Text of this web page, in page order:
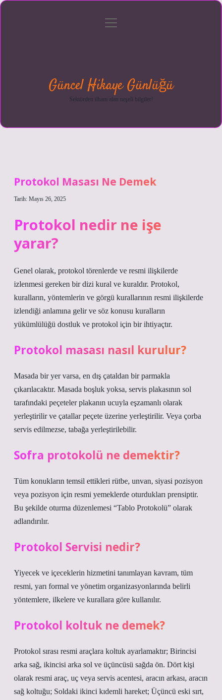
menüyü
Güncel Hikaye Günlüğü
Sektörden ilham alan neşeli bilgiler!
Protokol Masası Ne Demek
Tarih: Mayıs 26, 2025
Protokol nedir ne işe
yarar?
Genel olarak, protokol törenlerde ve resmi ilişkilerde
izlenmesi gereken bir dizi kural ve kuraldır. Protokol,
kuralların, yöntemlerin ve görgü kurallarının resmi ilişkilerde
izlendiği anlamına gelir ve söz konusu kuralların
yükümlülüğü dostluk ve protokol için bir ihtiyaçtır.
Protokol masası nasıl kurulur?
Masada bir yer varsa, en dış çataldan bir parmakla
çıkarılacaktır. Masada boşluk yoksa, servis plakasının sol
tarafındaki peçeteler plakanın ucuyla eşzamanlı olarak
yerleştirilir ve çatallar peçete üzerine yerleştirilir. Veya çorba
servis edilmezse, tabağa yerleştirilebilir.
Sofra protokolü ne demektir?
Tüm konukların temsil ettikleri rütbe, unvan, siyasi pozisyon
veya pozisyon için resmi yemeklerde oturdukları prensiptir.
Bu şekilde oturma düzenlemesi “Tablo Protokolü” olarak
adlandırılır.
Protokol Servisi nedir?
Yiyecek ve içeceklerin hizmetini tanımlayan kavram, tüm
resmi, yarı formal ve yönetim organizasyonlarında belirli
yöntemlere, ilkelere ve kurallara göre kullanılır.
Protokol koltuk ne demek?
Protokol sırası resmi araçlara koltuk ayarlamaktır; Birincisi
arka sağ, ikincisi arka sol ve üçüncüsü sağda ön. Dört kişi
olarak resmi araç, uç veya servis acentesi, aracın arkası, aracın
sağ koltuğu; Soldaki ikinci kıdemli hareket; Üçüncü eski sırt,